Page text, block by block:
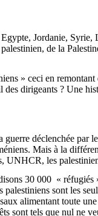
Jordanie,
de la
» ceci en
dirigeants ? Une
déclenchée par
Mais à la
UNHCR, les
30 000 «
sont les
alimentant toute
sont tels que nul ne